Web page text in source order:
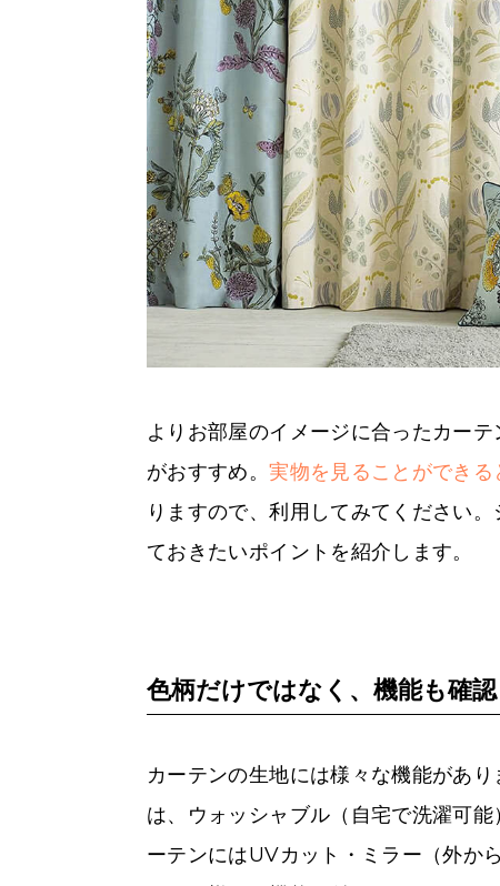
よりお部屋のイメージに合ったカー
がおすすめ。実物を見ることができる
りますので、利用してみてください
ておきたいポイントを紹介します。
色柄だけではなく、機能も確認
カーテンの生地には様々な機能があ
は、ウォッシャブル（自宅で洗濯可
ーテンにはUVカット・ミラー（外か